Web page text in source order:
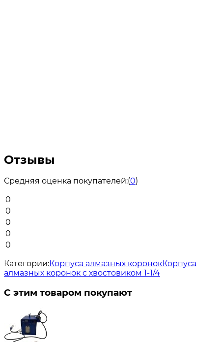
Отзывы
Средняя оценка покупателей:(0)
0
0
0
0
0
Категории:Корпуса алмазных коронокКорпуса
алмазных коронок с хвостовиком 1-1/4
С этим товаром покупают